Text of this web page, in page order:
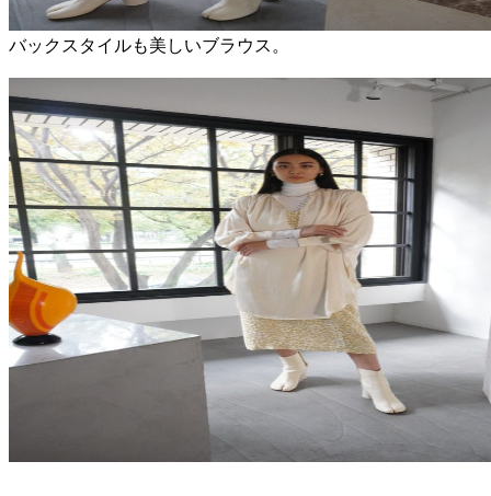
バックスタイルも美しいブラウス。